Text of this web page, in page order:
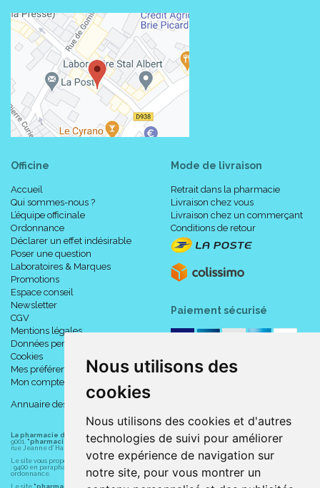
Nous utilisons des
cookies
Nous utilisons des cookies et d'autres
technologies de suivi pour améliorer
votre expérience de navigation sur
notre site, pour vous montrer un
Officine
Accueil
Qui sommes-nous ?
L’équipe officinale
Ordonnance
Déclarer un effet indésirable
Poser une question
Laboratoires & Marques
Promotions
Espace conseil
Newsletter
CGV
Mentions légales
Données personnelles
Cookies
Mes préférences Cookies
Mon compte
Annuaire des pharmacies
Mode de livraison
Retrait dans la pharmacie
Livraison chez vous
Livraison chez un commerçant
Conditions de retour
Paiement sécurisé
La pharmacie du centre à Albert (80300) est une pharmacie française certifiée ISO
9001. "pharmacie-du-centre-albert.fr "est le site internet de la pharmacie du centre
rue Jeanne d' Harcourt, 80300 Albert.
Le site vous propose un large choix de plus de 11000 références, au prix les plus bas possible
: 9400 en parapharmacie, animaux, orthopédie, matériel médical. 1700 en médicaments sans
ordonnance.
Le site "pharmacie-du-centre-albert.fr" vous propose les service suivants :